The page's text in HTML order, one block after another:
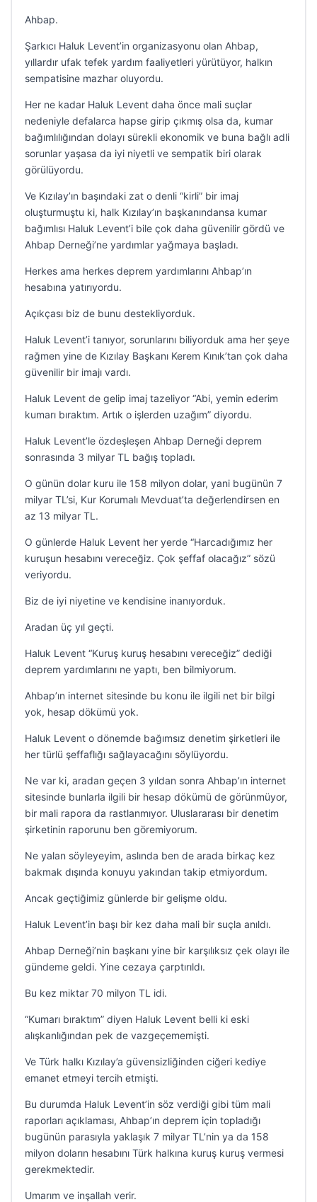
Ahbap.
Şarkıcı Haluk Levent’in organizasyonu olan Ahbap,
yıllardır ufak tefek yardım faaliyetleri yürütüyor, halkın
sempatisine mazhar oluyordu.
Her ne kadar Haluk Levent daha önce mali suçlar
nedeniyle defalarca hapse girip çıkmış olsa da, kumar
bağımlılığından dolayı sürekli ekonomik ve buna bağlı adli
sorunlar yaşasa da iyi niyetli ve sempatik biri olarak
görülüyordu.
Ve Kızılay’ın başındaki zat o denli “kirli” bir imaj
oluşturmuştu ki, halk Kızılay’ın başkanındansa kumar
bağımlısı Haluk Levent’i bile çok daha güvenilir gördü ve
Ahbap Derneği’ne yardımlar yağmaya başladı.
Herkes ama herkes deprem yardımlarını Ahbap’ın
hesabına yatırıyordu.
Açıkçası biz de bunu destekliyorduk.
Haluk Levent’i tanıyor, sorunlarını biliyorduk ama her şeye
rağmen yine de Kızılay Başkanı Kerem Kınık’tan çok daha
güvenilir bir imajı vardı.
Haluk Levent de gelip imaj tazeliyor “Abi, yemin ederim
kumarı bıraktım. Artık o işlerden uzağım” diyordu.
Haluk Levent’le özdeşleşen Ahbap Derneği deprem
sonrasında 3 milyar TL bağış topladı.
O günün dolar kuru ile 158 milyon dolar, yani bugünün 7
milyar TL’si, Kur Korumalı Mevduat’ta değerlendirsen en
az 13 milyar TL.
O günlerde Haluk Levent her yerde “Harcadığımız her
kuruşun hesabını vereceğiz. Çok şeffaf olacağız” sözü
veriyordu.
Biz de iyi niyetine ve kendisine inanıyorduk.
Aradan üç yıl geçti.
Haluk Levent “Kuruş kuruş hesabını vereceğiz” dediği
deprem yardımlarını ne yaptı, ben bilmiyorum.
Ahbap’ın internet sitesinde bu konu ile ilgili net bir bilgi
yok, hesap dökümü yok.
Haluk Levent o dönemde bağımsız denetim şirketleri ile
her türlü şeffaflığı sağlayacağını söylüyordu.
Ne var ki, aradan geçen 3 yıldan sonra Ahbap’ın internet
sitesinde bunlarla ilgili bir hesap dökümü de görünmüyor,
bir mali rapora da rastlanmıyor. Uluslararası bir denetim
şirketinin raporunu ben göremiyorum.
Ne yalan söyleyeyim, aslında ben de arada birkaç kez
bakmak dışında konuyu yakından takip etmiyordum.
Ancak geçtiğimiz günlerde bir gelişme oldu.
Haluk Levent’in başı bir kez daha mali bir suçla anıldı.
Ahbap Derneği’nin başkanı yine bir karşılıksız çek olayı ile
gündeme geldi. Yine cezaya çarptırıldı.
Bu kez miktar 70 milyon TL idi.
“Kumarı bıraktım” diyen Haluk Levent belli ki eski
alışkanlığından pek de vazgeçememişti.
Ve Türk halkı Kızılay’a güvensizliğinden ciğeri kediye
emanet etmeyi tercih etmişti.
Bu durumda Haluk Levent’in söz verdiği gibi tüm mali
raporları açıklaması, Ahbap’ın deprem için topladığı
bugünün parasıyla yaklaşık 7 milyar TL’nin ya da 158
milyon doların hesabını Türk halkına kuruş kuruş vermesi
gerekmektedir.
Umarım ve inşallah verir.